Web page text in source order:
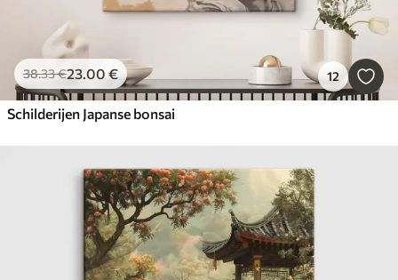
38.33€23.00 € 12
Schilderijen Japanse bonsai